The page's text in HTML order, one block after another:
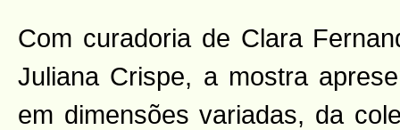
Com curadoria de Clara
Juliana Crispe, a mostra
em dimensões variadas, da